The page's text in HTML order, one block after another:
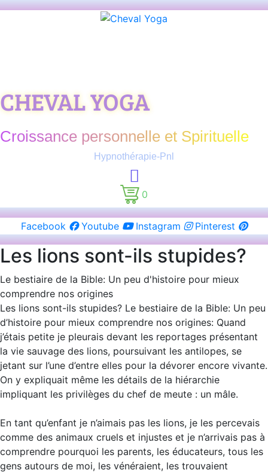
CHEVAL YOGA
Croissance personnelle et Spirituelle
Hypnothérapie-Pnl
0
Facebook Youtube Instagram Pinterest
Les lions sont-ils stupides?
Le bestiaire de la Bible: Un peu d'histoire pour mieux
comprendre nos origines
Les lions sont-ils stupides? Le bestiaire de la Bible: Un peu
d’histoire pour mieux comprendre nos origines: Quand
j’étais petite je pleurais devant les reportages présentant
la vie sauvage des lions, poursuivant les antilopes, se
jetant sur l’une d’entre elles pour la dévorer encore vivante.
On y expliquait même les détails de la hiérarchie
impliquant les privilèges du chef de meute : un mâle.
En tant qu’enfant je n’aimais pas les lions, je les percevais
comme des animaux cruels et injustes et je n’arrivais pas à
comprendre pourquoi les parents, les éducateurs, tous les
gens autours de moi, les vénéraient, les trouvaient